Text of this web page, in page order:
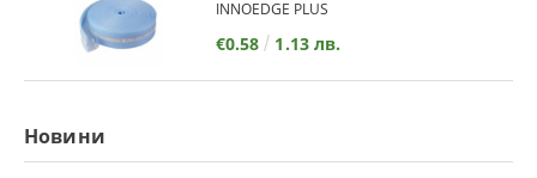
INNOEDGE PLUS
€0.58 1.13 лв.
Новини